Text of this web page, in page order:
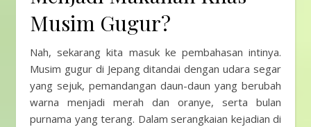
Musim Gugur?
Nah, sekarang kita masuk ke pembahasan intinya.
Musim gugur di Jepang ditandai dengan udara segar
yang sejuk, pemandangan daun-daun yang berubah
warna menjadi merah dan oranye, serta bulan
purnama yang terang. Dalam serangkaian kejadian di